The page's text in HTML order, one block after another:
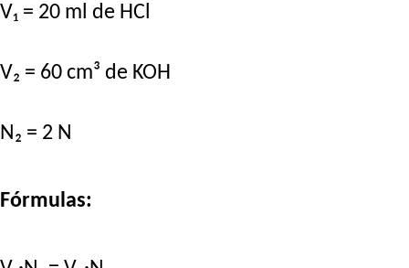
V₁ = 20 ml de HCl
V₂ = 60 cm³ de KOH
N₂ = 2 N
Fórmulas: